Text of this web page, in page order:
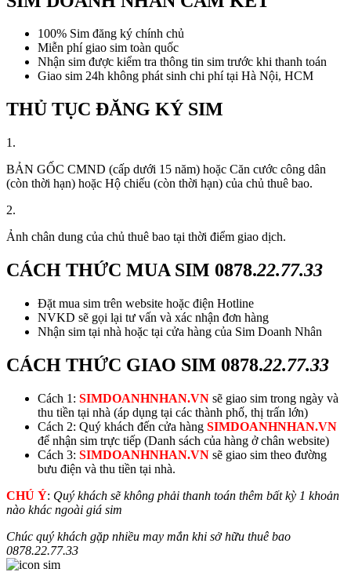
100% Sim đăng ký chính chủ
Miễn phí giao sim toàn quốc
Nhận sim được kiểm tra thông tin sim trước khi thanh toán
Giao sim 24h không phát sinh chi phí tại Hà Nội, HCM
THỦ TỤC ĐĂNG KÝ SIM
1.
BẢN GỐC CMND (cấp dưới 15 năm) hoặc Căn cước công dân
(còn thời hạn) hoặc Hộ chiếu (còn thời hạn) của chủ thuê bao.
2.
Ảnh chân dung của chủ thuê bao tại thời điểm giao dịch.
CÁCH THỨC MUA SIM 0878.22.77.33
Đặt mua sim trên website hoặc điện Hotline
NVKD sẽ gọi lại tư vấn và xác nhận đơn hàng
Nhận sim tại nhà hoặc tại cửa hàng của Sim Doanh Nhân
CÁCH THỨC GIAO SIM 0878.22.77.33
Cách 1: SIMDOANHNHAN.VN sẽ giao sim trong ngày và
thu tiền tại nhà (áp dụng tại các thành phố, thị trấn lớn)
Cách 2: Quý khách đến cửa hàng SIMDOANHNHAN.VN
để nhận sim trực tiếp (Danh sách của hàng ở chân website)
Cách 3: SIMDOANHNHAN.VN sẽ giao sim theo đường
bưu điện và thu tiền tại nhà.
CHÚ Ý: Quý khách sẽ không phải thanh toán thêm bất kỳ 1 khoản
nào khác ngoài giá sim
Chúc quý khách gặp nhiều may mắn khi sở hữu thuê bao
0878.22.77.33